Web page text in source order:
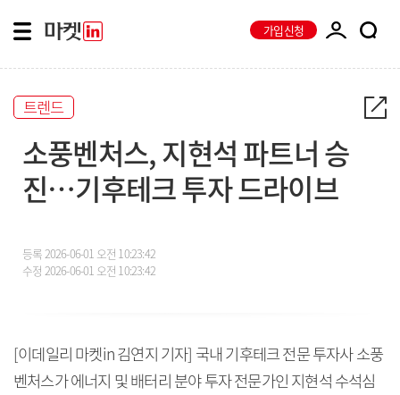
가입신청
트렌드
소풍벤처스, 지현석 파트너 승
진…기후테크 투자 드라이브
등록2026-06-01 오전 10:23:42
수정 2026-06-01 오전 10:23:42
[이데일리 마켓in 김연지 기자] 국내 기후테크 전문 투자사 소풍
벤처스가 에너지 및 배터리 분야 투자 전문가인 지현석 수석심